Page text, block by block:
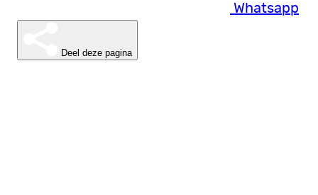
Whatsapp
Deel deze pagina